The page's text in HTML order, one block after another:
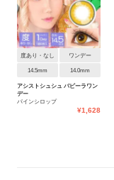
度あり・なし ワンデー
14.5mm 14.0mm
アシストシュシュ パピーラワン
デー
パインシロップ
¥1,628